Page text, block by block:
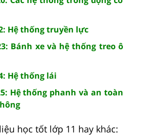
Hệ thống truyền lực
Bánh xe và hệ thống treo ô
Hệ thống lái
Hệ thống phanh và an toàn
học tốt lớp 11 hay khác: